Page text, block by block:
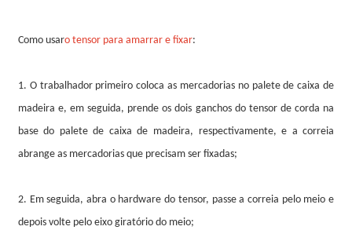
Como usaro tensor para amarrar e fixar:
1. O trabalhador primeiro coloca as mercadorias no palete de caixa de
madeira e, em seguida, prende os dois ganchos do tensor de corda na
base do palete de caixa de madeira, respectivamente, e a correia
abrange as mercadorias que precisam ser fixadas;
2. Em seguida, abra o hardware do tensor, passe a correia pelo meio e
depois volte pelo eixo giratório do meio;